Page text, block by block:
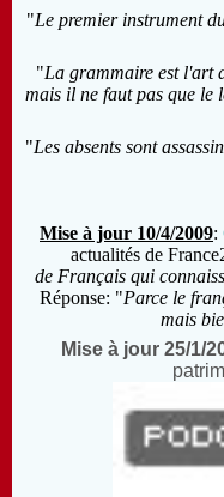
"Le premier instrument
"La grammaire est l'art
mais il ne faut pas que le
"Les absents sont
Mise à jour 10/4/2009:
actualités de
de Français qui
Réponse: "Parce le
mais
Mise à jour 25/1/